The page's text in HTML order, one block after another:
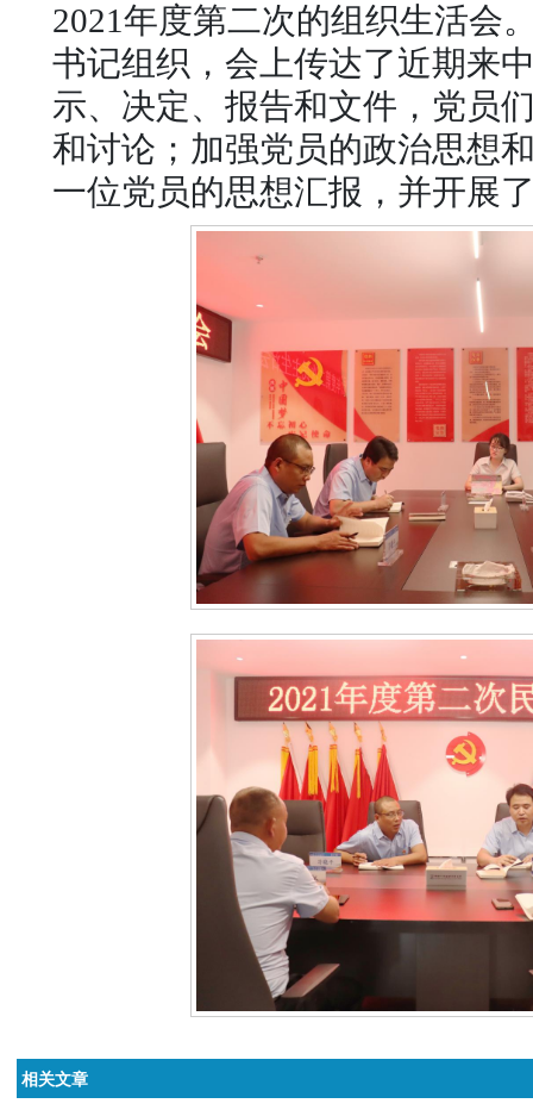
2021年度第二次的组织生活会
书记组织，会上传达了近期来
示、决定、报告和文件，党员
和讨论；加强党员的政治思想
一位党员的思想汇报，并开展
相关文章